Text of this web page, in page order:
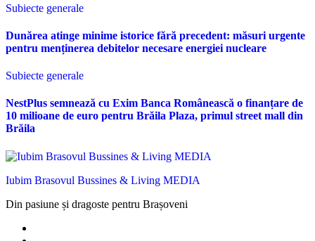
Subiecte generale
Dunărea atinge minime istorice fără precedent: măsuri urgente
pentru menținerea debitelor necesare energiei nucleare
Subiecte generale
NestPlus semnează cu Exim Banca Românească o finanțare de
10 milioane de euro pentru Brăila Plaza, primul street mall din
Brăila
Iubim Brasovul Bussines & Living MEDIA
Din pasiune și dragoste pentru Brașoveni